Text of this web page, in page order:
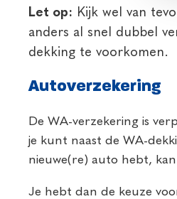
Let op: Kijk wel van
anders al snel dubbel
dekking te voorkomen.
Autoverzekering
De WA-verzekering is
je kunt naast de WA-
nieuwe(re) auto hebt,
Je hebt dan de keuze